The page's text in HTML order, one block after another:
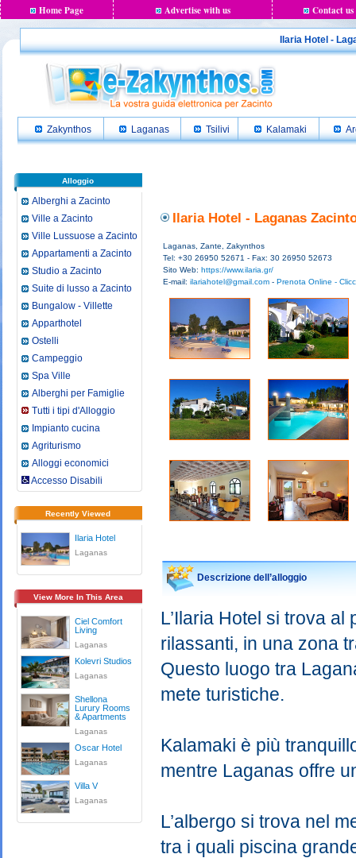
Home Page Advertise with us Contact us
Ilaria Hotel -
Zakynthos Laganas Tsilivi Kalamaki
Alloggio
Alberghi a Zacinto
Ville a Zacinto
Ville Lussuose a Zacinto
Appartamenti a Zacinto
Studio a Zacinto
Suite di lusso a Zacinto
Bungalow - Villette
Apparthotel
Ostelli
Campeggio
Spa Ville
Alberghi per Famiglie
Tutti i tipi d'Alloggio
Impianto cucina
Agriturismo
Alloggi economici
Accesso Disabili
Recently Viewed
Ilaria Hotel
Laganas
View More In This Area
Ciel Comfort
Living
Laganas
Kolevri Studios
Laganas
Shellona
Lurury Rooms
& Apartments
Laganas
Oscar Hotel
Laganas
Villa V
Laganas
Ilaria Hotel - Laganas
Laganas, Zante, Zakynthos
Tel: +30 26950 52671 - Fax: 30 26950 52673
Sito Web: https://www.ilaria.gr/
E-mail: ilariahotel@gmail.com - Prenota Online -
Descrizione dell’alloggio
L’Ilaria Hotel si trova
rilassanti, in una zona
Questo luogo tra
mete turistiche.
Kalamaki è più
mentre Laganas offre
L’albergo si trova nel
tra i quali piscina